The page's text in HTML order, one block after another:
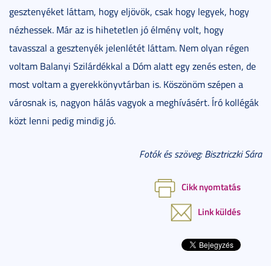
gesztenyéket láttam, hogy eljövök, csak hogy legyek, hogy
nézhessek. Már az is hihetetlen jó élmény volt, hogy
tavasszal a gesztenyék jelenlétét láttam. Nem olyan régen
voltam Balanyi Szilárdékkal a Dóm alatt egy zenés esten, de
most voltam a gyerekkönyvtárban is. Köszönöm szépen a
városnak is, nagyon hálás vagyok a meghívásért. Író kollégák
közt lenni pedig mindig jó.
Fotók és szöveg: Bisztriczki Sára
Cikk nyomtatás
Link küldés